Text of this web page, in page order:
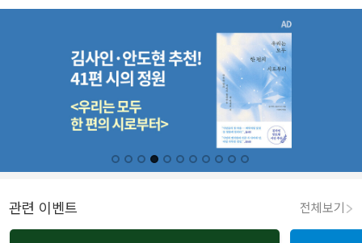
관련 이벤트 전체보기